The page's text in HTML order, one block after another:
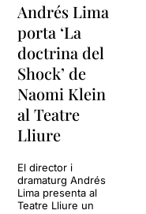
Andrés Lima
porta ‘La
doctrina del
Shock’ de
Naomi Klein
al Teatre
Lliure
El director i
dramaturg Andrés
Lima presenta al
Teatre Lliure un